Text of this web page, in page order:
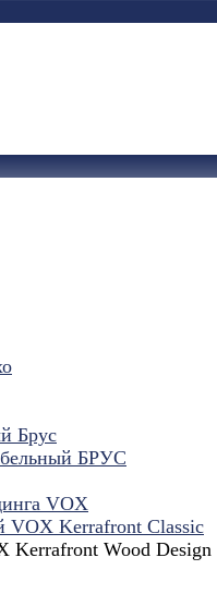
Брус
БРУС
VOX
VOX Kerrafront Classic
Kerrafront Wood Design